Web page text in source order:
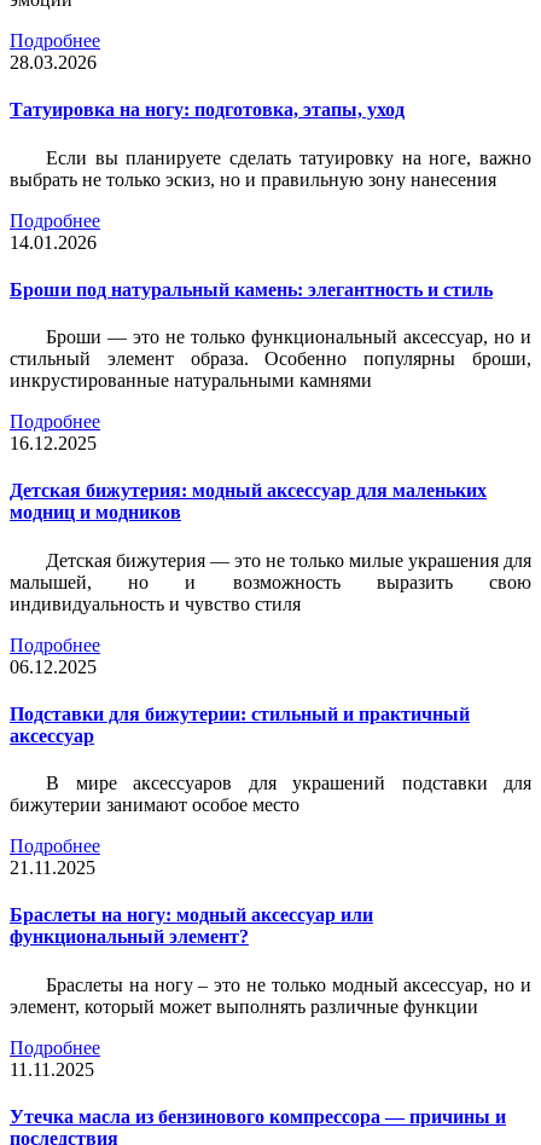
Подробнее
28.03.2026
Татуировка на ногу: подготовка, этапы, уход
Если вы планируете сделать татуировку на ноге, важно
выбрать не только эскиз, но и правильную зону нанесения
Подробнее
14.01.2026
Броши под натуральный камень: элегантность и стиль
Броши — это не только функциональный аксессуар, но и
стильный элемент образа. Особенно популярны броши,
инкрустированные натуральными камнями
Подробнее
16.12.2025
Детская бижутерия: модный аксессуар для маленьких
модниц и модников
Детская бижутерия — это не только милые украшения для
малышей, но и возможность выразить свою
индивидуальность и чувство стиля
Подробнее
06.12.2025
Подставки для бижутерии: стильный и практичный
аксессуар
В мире аксессуаров для украшений подставки для
бижутерии занимают особое место
Подробнее
21.11.2025
Браслеты на ногу: модный аксессуар или
функциональный элемент?
Браслеты на ногу – это не только модный аксессуар, но и
элемент, который может выполнять различные функции
Подробнее
11.11.2025
Утечка масла из бензинового компрессора — причины и
последствия